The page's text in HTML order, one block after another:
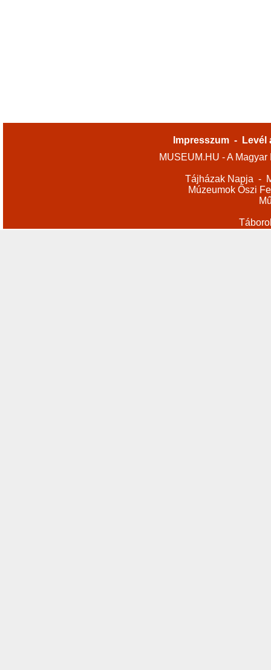
Impresszum -
Levél
MUSEUM.HU - A
Tájházak Napja -
Múzeumok Őszi